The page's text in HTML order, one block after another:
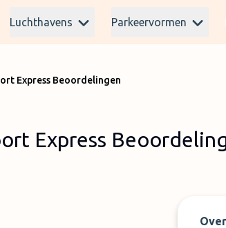
Luchthavens Parkeervormen
Express Beoordelingen
Express